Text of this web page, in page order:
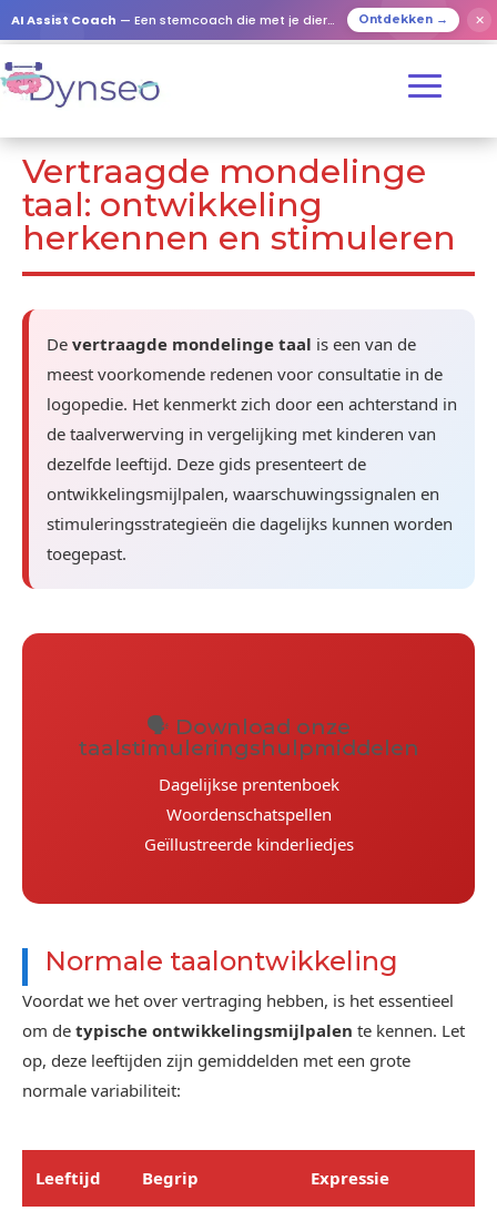
AI Assist Coach — Een stemcoach die met je dierbaren speelt Ontdekken → ✕
Vertraagde mondelinge
taal: ontwikkeling
herkennen en stimuleren
De vertraagde mondelinge taal is een van de
meest voorkomende redenen voor consultatie in de
logopedie. Het kenmerkt zich door een achterstand in
de taalverwerving in vergelijking met kinderen van
dezelfde leeftijd. Deze gids presenteert de
ontwikkelingsmijlpalen, waarschuwingssignalen en
stimuleringsstrategieën die dagelijks kunnen worden
toegepast.
🗣️ Download onze
taalstimuleringshulpmiddelen
Dagelijkse prentenboek
Woordenschatspellen
Geïllustreerde kinderliedjes
Normale taalontwikkeling
Voordat we het over vertraging hebben, is het essentieel
om de typische ontwikkelingsmijlpalen te kennen. Let
op, deze leeftijden zijn gemiddelden met een grote
normale variabiliteit:
Leeftijd Begrip Expressie